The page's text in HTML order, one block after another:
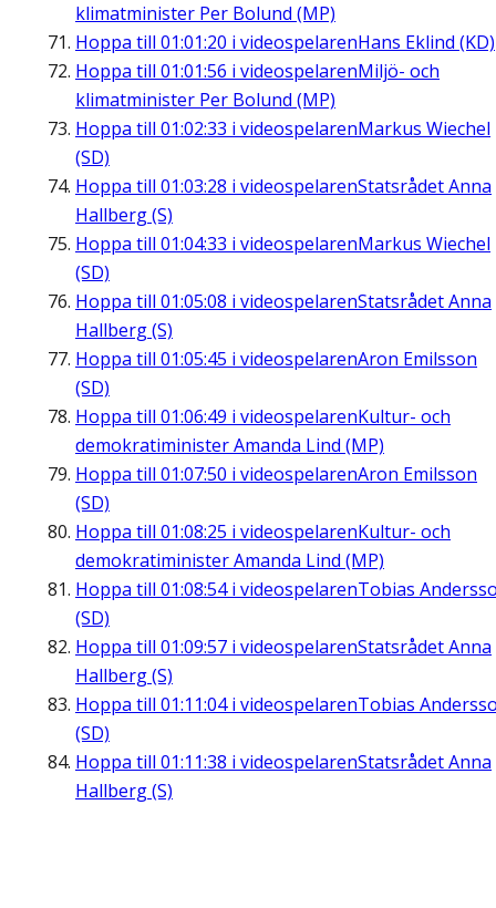
klimatminister Per Bolund (MP)
Hoppa till 01:01:20 i videospelarenHans Eklind (KD)
Hoppa till 01:01:56 i videospelarenMiljö- och
klimatminister Per Bolund (MP)
Hoppa till 01:02:33 i videospelarenMarkus Wiechel
(SD)
Hoppa till 01:03:28 i videospelarenStatsrådet Anna
Hallberg (S)
Hoppa till 01:04:33 i videospelarenMarkus Wiechel
(SD)
Hoppa till 01:05:08 i videospelarenStatsrådet Anna
Hallberg (S)
Hoppa till 01:05:45 i videospelarenAron Emilsson
(SD)
Hoppa till 01:06:49 i videospelarenKultur- och
demokratiminister Amanda Lind (MP)
Hoppa till 01:07:50 i videospelarenAron Emilsson
(SD)
Hoppa till 01:08:25 i videospelarenKultur- och
demokratiminister Amanda Lind (MP)
Hoppa till 01:08:54i videospelarenTobias
(SD)
Hoppa till 01:09:57 i videospelarenStatsrådet Anna
Hallberg (S)
Hoppa till 01:11:04i videospelarenTobias
(SD)
Hoppa till 01:11:38 i videospelarenStatsrådet Anna
Hallberg (S)